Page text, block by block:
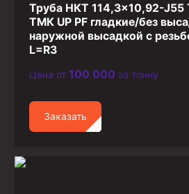
Стропы канатные
Стропы текстильные
Стропы цепные
Элементы линии обвязки
Труба НКТ 114,3×10,92-J55
ТМК UP PF гладкие/без
наружной высадкой с
L=R3
Цена от 100 000 за тонну
Заказать